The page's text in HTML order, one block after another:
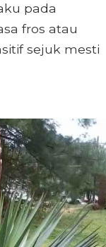
pada
fros atau
sejuk mesti